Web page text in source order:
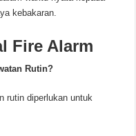
kebakaran.
Fire Alarm
Rutin?
rutin diperlukan untuk